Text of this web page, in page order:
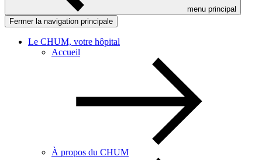
menu principal
Fermer la navigation principale
Le CHUM, votre hôpital
Accueil
À propos du CHUM